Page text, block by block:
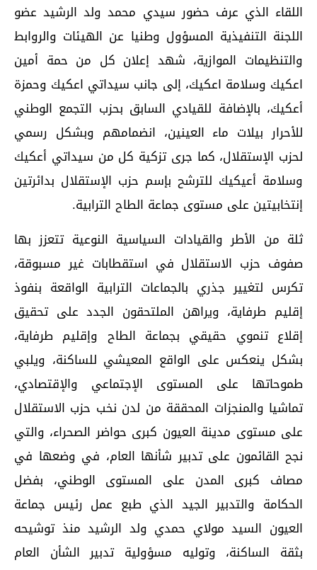
اللقاء الذي عرف حضور سيدي محمد ولد الرشيد عضو
اللجنة التنفيذية المسؤول وطنيا عن الهيئات والروابط
والتنظيمات الموازية، شهد إعلان كل من حمة أمين
اعكيك وسلامة اعكيك، إلى جانب سيداتي اعكيك وحمزة
أعكيك، بالإضافة للقيادي السابق بحزب التجمع الوطني
للأحرار بيلات ماء العينين، انضمامهم وبشكل رسمي
لحزب الإستقلال، كما جرى تزكية كل من سيداتي أعكيك
وسلامة أعيكيك للترشح بإسم حزب الإستقلال بدائرتين
إنتخابيتين على مستوى جماعة الطاح الترابية.
ثلة من الأطر والقيادات السياسية النوعية تتعزز بها
صفوف حزب الاستقلال في استقطابات غير مسبوقة،
تكرس لتغيير جذري بالجماعات الترابية الواقعة بنفوذ
إقليم طرفاية، ويراهن الملتحقون الجدد على تحقيق
إقلاع تنموي حقيقي بجماعة الطاح وإقليم طرفاية،
بشكل ينعكس على الواقع المعيشي للساكنة، ويلبي
طموحاتها على المستوى الإجتماعي والإقتصادي،
تماشيا والمنجزات المحققة من لدن نخب حزب الاستقلال
على مستوى مدينة العيون كبرى حواضر الصحراء، والتي
نجح القائمون على تدبير شأنها العام، في وضعها في
مصاف كبرى المدن على المستوى الوطني، بفضل
الحكامة والتدبير الجيد الذي طبع عمل رئيس جماعة
العيون السيد مولاي حمدي ولد الرشيد منذ توشيحه
بثقة الساكنة، وتوليه مسؤولية تدبير الشأن العام